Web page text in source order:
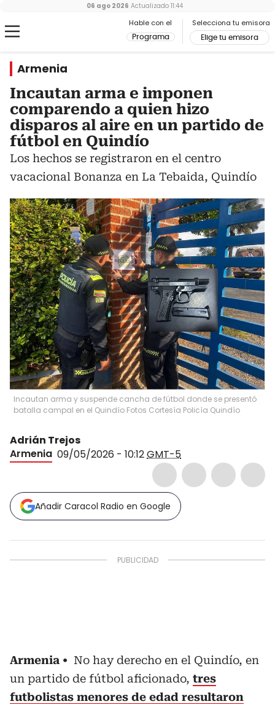
Hable con el
Programa
Selecciona tu emisora
Elige tu emisora
06 ago 2026 Actualizado 11:44
Armenia
Incautan arma e imponen
comparendo a quien hizo
disparos al aire en un partido de
fútbol en Quindío
Los hechos se registraron en el centro
vacacional Bonanza en La Tebaida, Quindío
Incautan arma y suspende cancha de fútbol donde se presentó
batalla campal en el Quindío Fotos Cortesía Policía Quindío
Adrián Trejos
Armenia 09/05/2026 - 10:12GMT-5
Añadir Caracol Radio en Google
Armenia
No hay derecho en el Quindío, en
un partido de fútbol aficionado, tres
futbolistas menores de edad resultaron